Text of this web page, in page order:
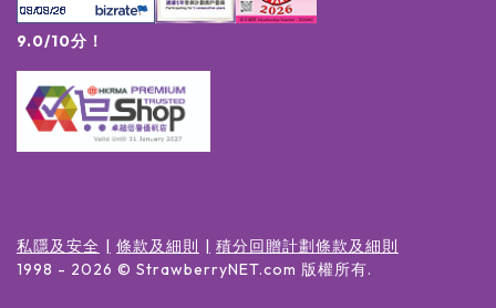
9.0/10分！
私隱及安全 條款及細則
積分回贈計劃條款及細則
1998 - 2026 © StrawberryNET.com 版權所有.